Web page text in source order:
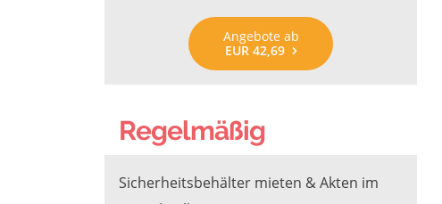
Angebote ab
EUR 42,69
Regelmäßig
Sicherheitsbehälter mieten & Akten im